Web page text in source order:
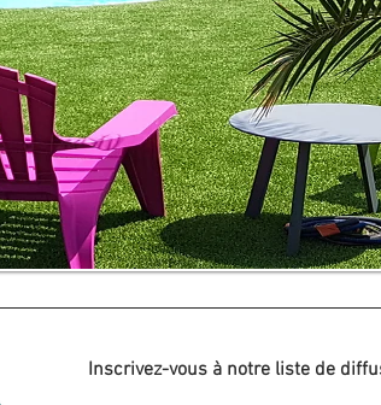
Inscrivez-vous à notre liste de